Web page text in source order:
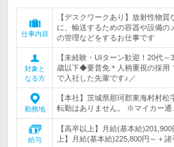
仕事内容
【デスクワークあり】放射性物
に、輸送するための容器や設備の
の管理などをするお仕事です
対象と
なる方
【未経験・UIターン歓迎！20代
歳以下◆要普免＊人柄重視の採用
で入社した先輩です♪／
勤務地
【本社】茨城県那珂郡東海村村
転勤はありません。 ※マイカー通
給与
【高卒以上】月給(基本給
上】月給(基本給)225,800円～＋